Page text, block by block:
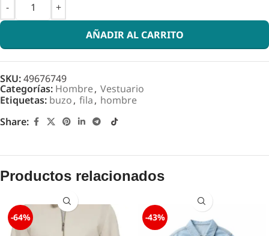
AÑADIR AL CARRITO
SKU:49676749
Categorías: Hombre, Vestuario
Etiquetas: buzo, fila, hombre
Share:
Productos relacionados
-64% -43%